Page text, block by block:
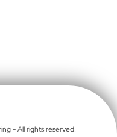
- All rights reserved.